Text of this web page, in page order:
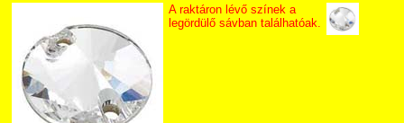
A raktáron lévő színek a
legördülő sávban találhatóak.